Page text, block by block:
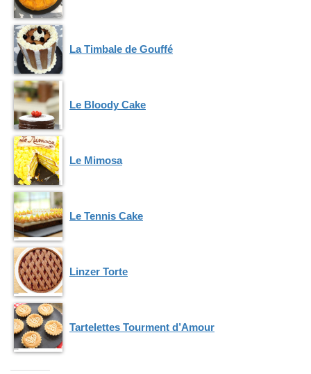
La Timbale de Gouffé
Le Bloody Cake
Le Mimosa
Le Tennis Cake
Linzer Torte
Tartelettes Tourment d’Amour